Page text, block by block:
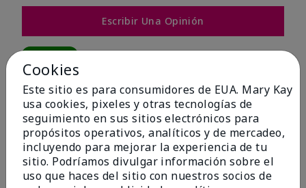
Escribir Una Opinión
de los encuestados recomendaría a un amigo.
5 estrellas
2
4 estrellas
0
3 estrellas
0
Cookies
Este sitio es para consumidores de EUA. Mary Kay
usa cookies, pixeles y otras tecnologías de
seguimiento en sus sitios electrónicos para
propósitos operativos, analíticos y de mercadeo,
incluyendo para mejorar la experiencia de tu
sitio. Podríamos divulgar información sobre el
uso que haces del sitio con nuestros socios de